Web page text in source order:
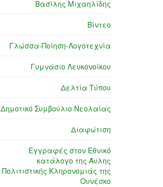
Βασίλης Μιχαηλίδης
Βίντεο
Γλώσσα-Ποίηση-Λογοτεχνία
Γυμνάσιο Λευκονοίκου
Δελτία Τύπου
Δημοτικό Συμβούλιο Νεολαίας
Διαφώτιση
Εγγραφές στον Εθνικό
κατάλογο της Άυλης
Πολιτιστικής Κληρονομιάς της
Ουνέσκο